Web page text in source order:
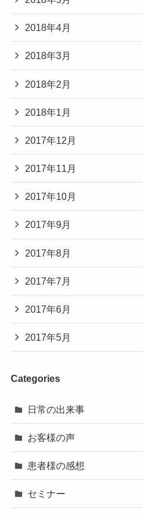
2018年4月
2018年3月
2018年2月
2018年1月
2017年12月
2017年11月
2017年10月
2017年9月
2017年8月
2017年7月
2017年6月
2017年5月
Categories
日常の出来事
お客様の声
患者様の感想
セミナー